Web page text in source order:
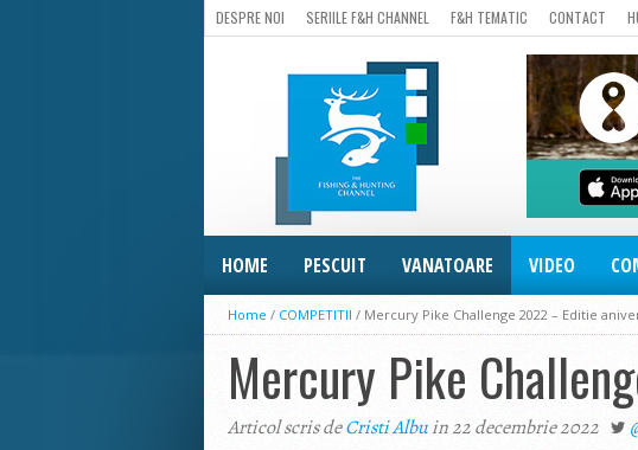
DESPRE NOI SERIILE F&H CHANNEL F&H TEMATIC CONTACT
HOME PESCUIT VANATOARE VIDEO
Home / COMPETITII / Mercury Pike Challenge 2022 – Editie
Mercury Pike
Articol scris deCristi Albuin 22 decembrie 2022